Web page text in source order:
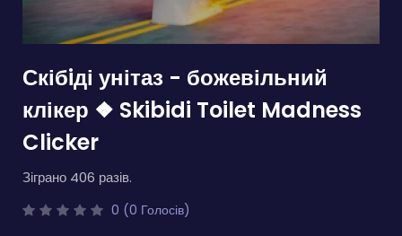
Скібiді унітаз - божевільний
клікер ❖ Skibidi Toilet Madness
Clicker
Зіграно 406 разів.
0 (0 Голосів)